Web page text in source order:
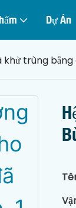
Dự Án
khử trùng bằng